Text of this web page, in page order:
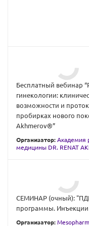
Бесплатный вебинар
гинекологии:
возможности и
пробирках нового
Akhmerov®”
Организатор: Академия
медицины DR. RENAT
СЕМИНАР (очный):
программы. Инъекции
Организатор: Mesopharm